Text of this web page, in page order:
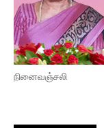
நினைவஞ்சலி